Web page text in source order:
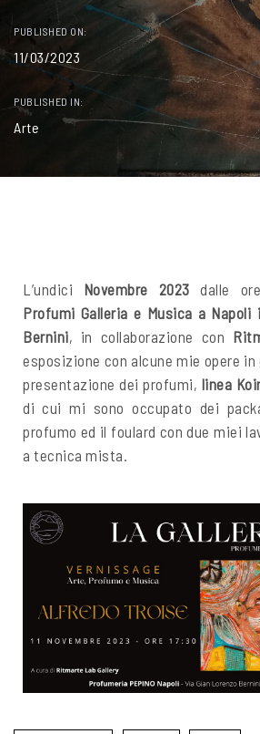
PUBLISHED ON:
11/03/2023
PUBLISHED IN:
Arte
L’undici Novembre 2023 dalle
Profumi Galleria e Musica a Napoli
Bernini, in collaborazione con
esposizione con alcune mie opere
presentazione dei profumi, linea
di cui mi sono occupato dei
profumo ed il foulard con due miei
a tecnica mista.